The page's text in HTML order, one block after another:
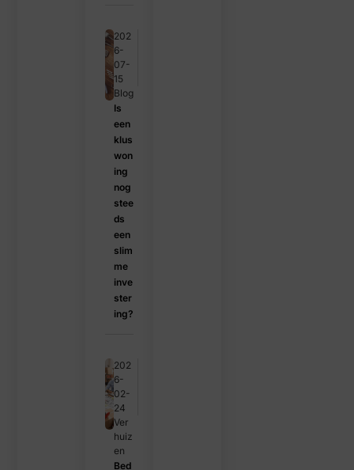
202
6-
07-
15
Blog
Is
een
klus
won
ing
nog
stee
ds
een
slim
me
inve
ster
ing?
202
6-
02-
24
Ver
huiz
en
Bed